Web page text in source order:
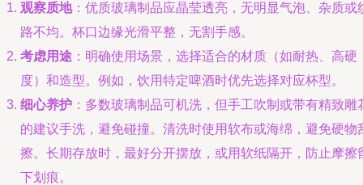
观察质地：优质玻璃制品应晶莹透亮，无明显气泡、杂质或
路不均。杯口边缘光滑平整，无割手感。
考虑用途 ：明确使用场景，选择适合的材质（如耐热、高硬
度）和造型。例如，饮用特定啤酒时优先选择对应杯型。
细心养护 ：多数玻璃制品可机洗，但手工吹制或带有精致雕
的建议手洗，避免碰撞。清洗时使用软布或海绵，避免硬物
擦。长期存放时，最好分开摆放，或用软纸隔开，防止摩擦
下划痕。